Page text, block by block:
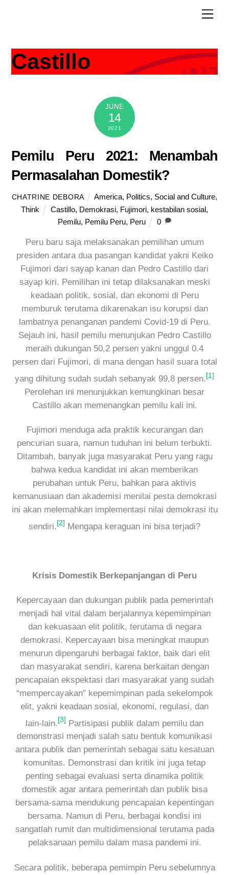
Castillo
JUNE
14
2021
Pemilu Peru 2021: Menambah
Permasalahan Domestik?
CHATRINE DEBORA America, Politics, Social and Culture,
Think
Castillo, Demokrasi, Fujimori, kestabilan sosial,
Pemilu, Pemilu Peru, Peru 0
Peru baru saja melaksanakan pemilihan umum
presiden antara dua pasangan kandidat yakni Keiko
Fujimori dari sayap kanan dan Pedro Castillo dari
sayap kiri. Pemilihan ini tetap dilaksanakan meski
keadaan politik, sosial, dan ekonomi di Peru
memburuk terutama dikarenakan isu korupsi dan
lambatnya penanganan pandemi Covid-19 di Peru.
Sejauh ini, hasil pemilu menunjukan Pedro Castillo
meraih dukungan 50,2 persen yakni unggul 0.4
persen dari Fujimori, di mana dengan hasil suara total
yang dihitung sudah sudah sebanyak 99,8 persen.[1]
Perolehan ini menunjukkan kemungkinan besar
Castillo akan memenangkan pemilu kali ini.
Fujimori menduga ada praktik kecurangan dan
pencurian suara, namun tuduhan ini belum terbukti.
Ditambah, banyak juga masyarakat Peru yang ragu
bahwa kedua kandidat ini akan memberikan
perubahan untuk Peru, bahkan para aktivis
kemanusiaan dan akademisi menilai pesta demokrasi
ini akan melemahkan implementasi nilai demokrasi itu
sendiri. [2] Mengapa keraguan ini bisa terjadi?
Krisis Domestik Berkepanjangan di Peru
Kepercayaan dan dukungan publik pada pemerintah
menjadi hal vital dalam berjalannya kepemimpinan
dan kekuasaan elit politik, terutama di negara
demokrasi. Kepercayaan bisa meningkat maupun
menurun dipengaruhi berbagai faktor, baik dari elit
dan masyarakat sendiri, karena berkaitan dengan
pencapaian ekspektasi dari masyarakat yang sudah
“mempercayakan” kepemimpinan pada sekelompok
elit, yakni keadaan sosial, ekonomi, regulasi, dan
lain-lain. [3] Partisipasi publik dalam pemilu dan
demonstrasi menjadi salah satu bentuk komunikasi
antara publik dan pemerintah sebagai satu kesatuan
komunitas. Demonstrasi dan kritik ini juga tetap
penting sebagai evaluasi serta dinamika politik
domestik agar antara pemerintah dan publik bisa
bersama-sama mendukung pencapaian kepentingan
bersama. Namun di Peru, berbagai kondisi ini
sangatlah rumit dan multidimensional terutama pada
pelaksanaan pemilu dalam masa pandemi ini.
Secara politik, beberapa pemimpin Peru sebelumnya